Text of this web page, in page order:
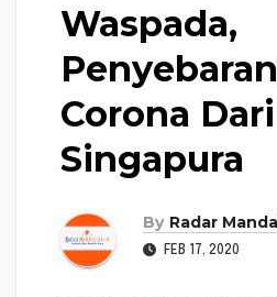
Waspada,
Corona Dari
Singapura
By Radar
FEB 17, 2020